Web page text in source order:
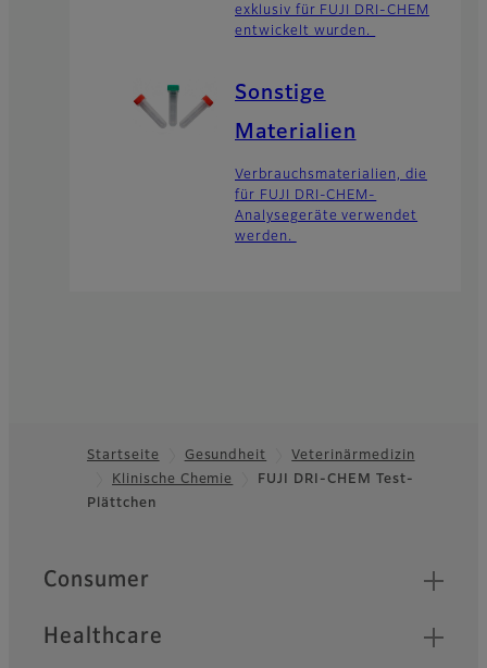
exklusiv für FUJI DRI-CHEM
entwickelt wurden.
Sonstige
Materialien
Verbrauchsmaterialien, die
für FUJI DRI-CHEM-
Analysegeräte verwendet
werden.
Footer
Startseite Gesundheit
Veterinärmedizin
Klinische Chemie
FUJI DRI-CHEM Test-
Plättchen
Quick Links
Consumer
Healthcare